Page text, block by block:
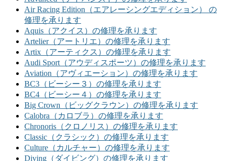
Air Racing Edition（エアレーシングエディション） の
修理を承ります
Aquis（アクイス）の修理を承ります
Artelier（アートリエ）の修理を承ります
Artix（アーティクス）の修理を承ります
Audi Sport（アウディスポーツ）の修理を承ります
Aviation（アヴィエーション）の修理を承ります
BC3（ビーシー３）の修理を承ります
BC4（ビーシー４）の修理を承ります
Big Crown（ビッグクラウン）の修理を承ります
Calobra（カロブラ）の修理を承ります
Chronoris（クロノリス）の修理を承ります
Classic（クラシック）の修理を承ります
Culture（カルチャー）の修理を承ります
Diving（ダイビング）の修理を承ります